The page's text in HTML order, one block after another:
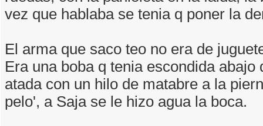
vez que hablaba se tenia q poner la
El arma que saco teo no era de
Era una boba q tenia escondida abajo
atada con un hilo de matabre a la
pelo', a Saja se le hizo agua la boca.